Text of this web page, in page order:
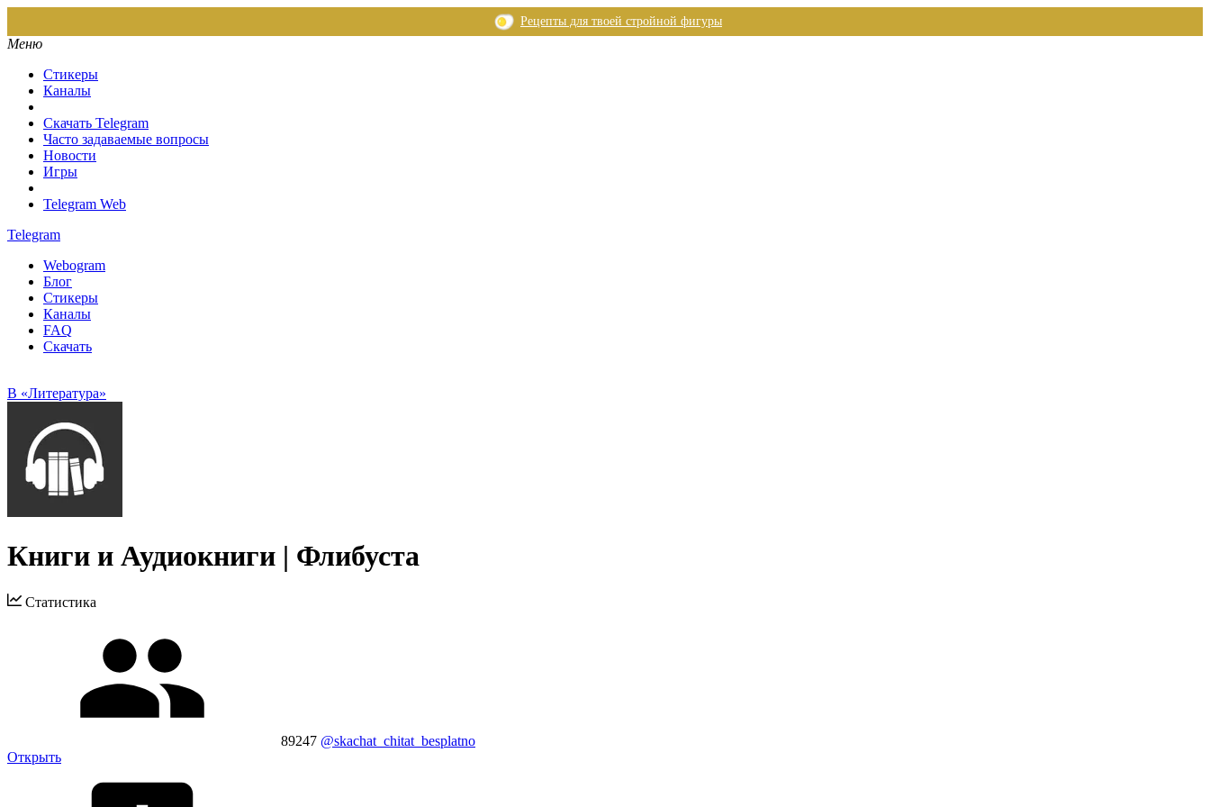
Рецепты для твоей стройной фигуры
Меню
Стикеры
Каналы
Скачать Telegram
Часто задаваемые вопросы
Новости
Игры
Telegram Web
Telegram
Webogram
Блог
Стикеры
Каналы
FAQ
Скачать
В «Литература»
Книги и Аудиокниги | Флибуста
Статистика
89247 @skachat_chitat_besplatno
Открыть